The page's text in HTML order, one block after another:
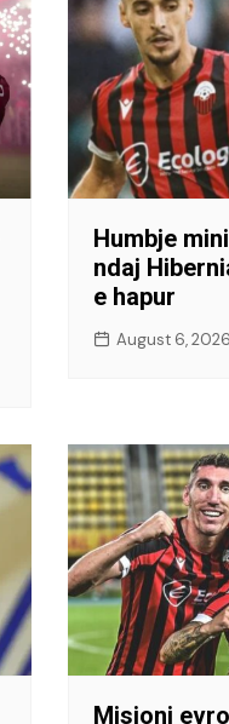
Humbje
ndaj
e hapur
August 6, 2026
Misioni